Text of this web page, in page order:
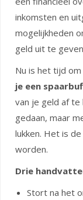
inkomsten en
mogelijkheden
geld uit te
Nu is het tijd
je een
van je geld af te
gedaan, maar
lukken. Het is
worden.
Drie
Stort na het